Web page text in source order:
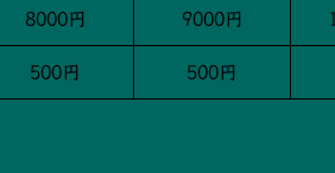
8000円 9000円
500円 500円